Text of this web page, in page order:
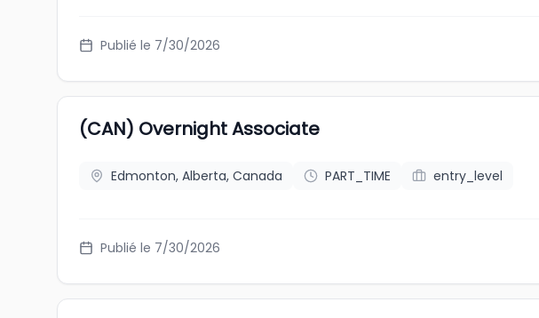
Publié le 7/30/2026
(CAN) Overnight Associate
Edmonton, Alberta, Canada PART_TIME entry_level
Publié le 7/30/2026